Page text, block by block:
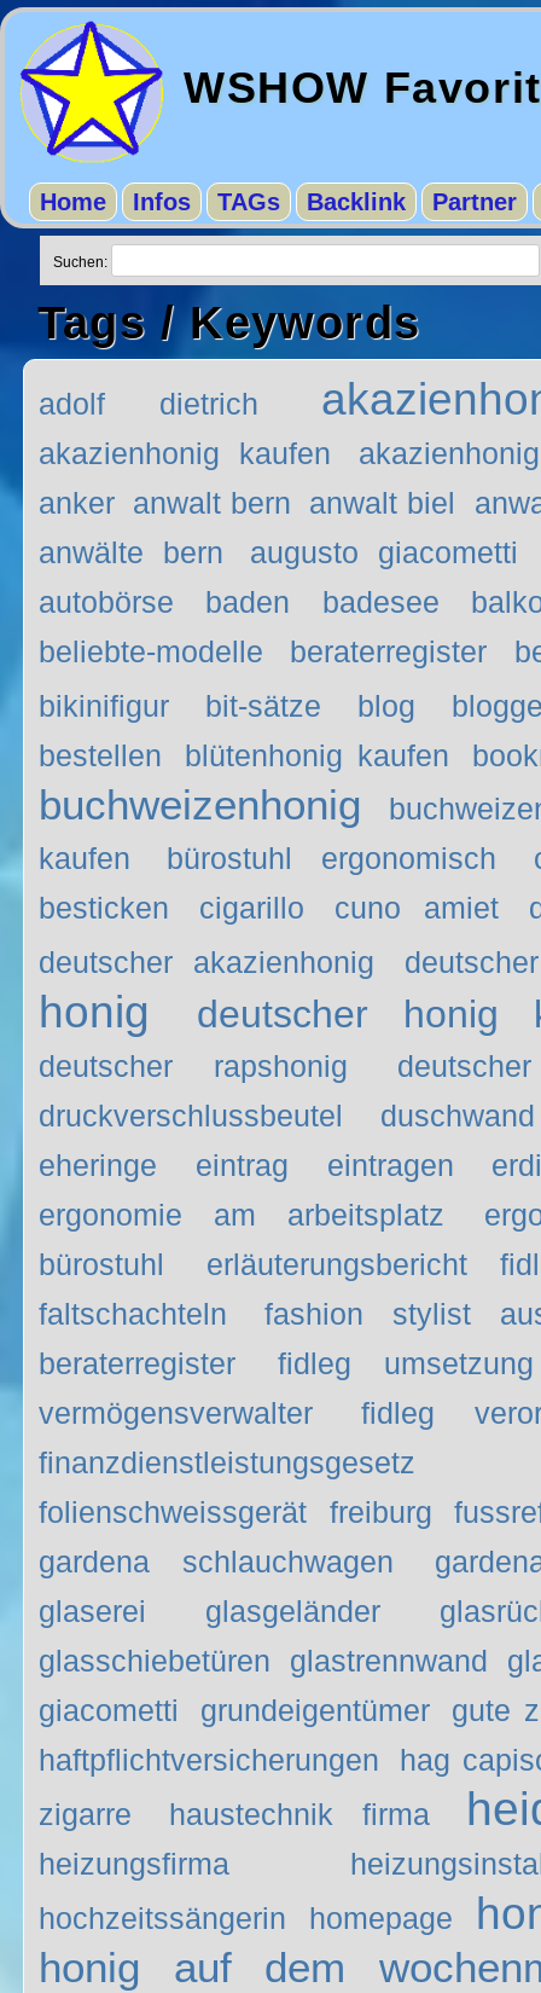
WSHOW
Home Infos TAGs Backlink Partner
Suchen:
Tags / Keywords
adolf dietrich
akazienhonig kaufen
anker anwalt bern anwalt biel
anwälte bern
augusto giacometti
autobörse
baden badesee
beliebte-modelle
beraterregister
bikinifigur
bit-sätze blog
bestellen
blütenhonig kaufen
buchweizenhonig
kaufen
bürostuhl ergonomisch
besticken
cigarillo cuno amiet
deutscher akazienhonig
honig deutscher honig
deutscher rapshonig
druckverschlussbeutel
eheringe
eintrag eintragen
ergonomie am arbeitsplatz
bürostuhl
erläuterungsbericht
faltschachteln
fashion stylist
beraterregister
fidleg umsetzung
vermögensverwalter
fidleg
finanzdienstleistungsgesetz
folienschweissgerät
freiburg
gardena schlauchwagen
glaserei
glasgeländer
glasschiebetüren
glastrennwand
giacometti
grundeigentümer
gute
haftpflichtversicherungen
hag
zigarre
haustechnik firma
heizungsfirma
hochzeitssängerin
homepage
honig auf dem